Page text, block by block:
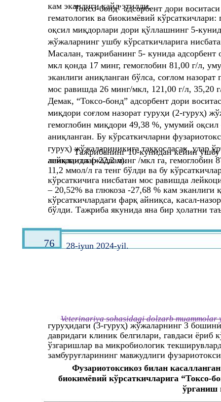
76 28-iyun 2024-yil.
кам эканлиги қайд этилди.
Токсо-бонд” адсорбент дори
гематологик ва биокимёвий
оқсил миқдорлари дори қўллашнинг 5-
жўжаларнинг ушбу кўрсаткичларига
Масалан, тажрибанинг 5- кунида адсорбент
мкл қонда 17 минг, гемоглобин 81,00 г/л,
эканлиги аниқланган бўлса, соғлом
мос равишда 26 минг/мкл, 121,00 г/л,
Демак, “Токсо-бонд” адсорбент дори
миқдори соғлом назорат гуруҳи (2-гуруҳ)
гемоглобин миқдори 49,38 %, умумий
аниқланган. Бу кўрсаткичларни
гуруҳ) жўжалариникига таққосласак, улар
аниқланди (жадвал).
Тажрибанинг 10-кунидан кейин
лейкоцитлар 22,2 минг /мкл га, гемоглобин
11,2 ммол/л га тенг бўлди ва бу
кўрсаткичига нисбатан мос равишда
– 20,52% ва глюкоза -27,68 % кам
кўрсаткичлардаги фарқ айниқса, касал-
бўлди. Тажриба якунида яна бир ҳолатни
Veterinariya sohasidagi dolzarb
гуруҳидаги (3-гуруҳ) жўжаларнинг 3
давридаги клиник белгилари, гавдаси ёриб
ўзгаришлар ва микробиологик
замбуруғларининг мавжудлиги
Фузариотоксикоз билан
биокимёвий кўрсаткичларига “Токсо-
ўрганиш